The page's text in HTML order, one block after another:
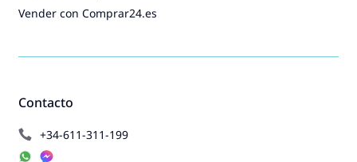
Contacto
+34-611-311-199
Vender con Comprar24.es